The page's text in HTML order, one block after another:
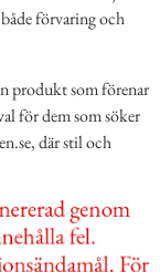
förvaring och
produkt som förenar
för dem som söker
där stil och